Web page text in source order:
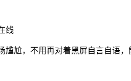
线
尴尬，不用再对着黑屏自言自语